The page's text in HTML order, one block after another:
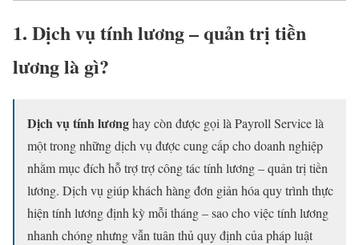
1. Dịch vụ tính lương – quản trị tiền
lương là gì?
Dịch vụ tính lươnghay còn được gọi là Payroll Service là
một trong những dịch vụ được cung cấp cho doanh nghiệp
nhằm mục đích hỗ trợ trợ công tác tính lương – quản trị tiền
lương. Dịch vụ giúp khách hàng đơn giản hóa quy trình thực
hiện tính lương định kỳ mỗi tháng – sao cho việc tính lương
nhanh chóng nhưng vẫn tuân thủ quy định của pháp luật